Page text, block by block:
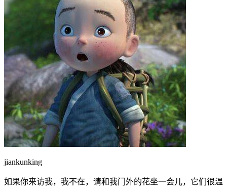
jiankunking
如果你来访我，我不在，请和我门外的花坐一会儿，它们很温